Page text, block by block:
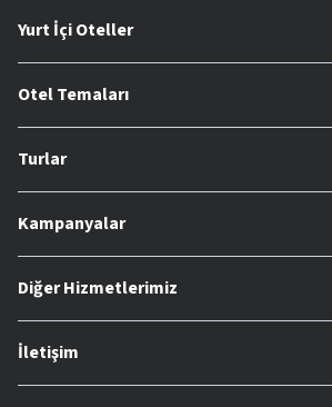
Yurt İçi Oteller
Otel Temaları
Turlar
Kampanyalar
Diğer Hizmetlerimiz
İletişim